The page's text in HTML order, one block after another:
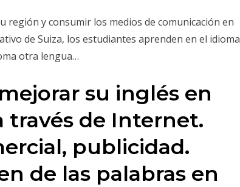
región y consumir los medios de comunicación en
de Suiza, los estudiantes aprenden en el idioma
otra lengua…
su inglés en
través de Internet.
publicidad.
de las palabras en